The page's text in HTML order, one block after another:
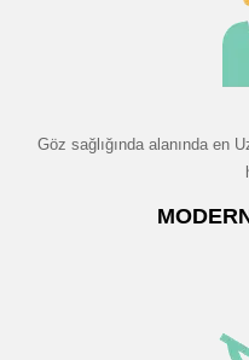
Göz sağlığında alanında en